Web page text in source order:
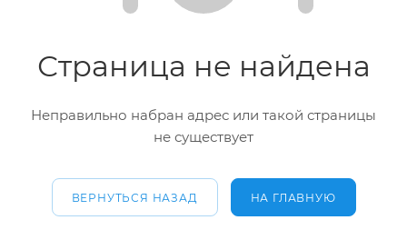
Страница не найдена
Неправильно набран адрес или такой страницы
не существует
ВЕРНУТЬСЯ НАЗАД НА ГЛАВНУЮ